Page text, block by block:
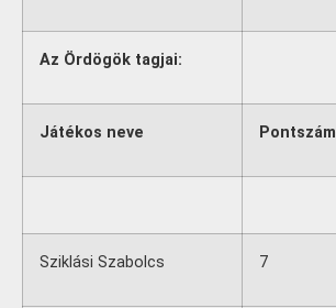
Az Ördögök tagjai:
Játékos neve Pontszám
Sziklási Szabolcs 7